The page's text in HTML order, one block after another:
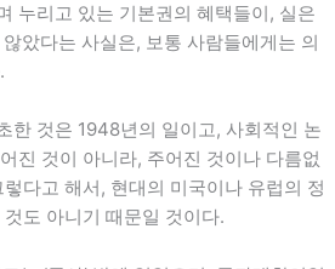
누리고 있는 기본권의 혜택들이, 실은
았다는 사실은, 보통 사람들에게는 의
한 것은 1948년의 일이고, 사회적인 논
진 것이 아니라, 주어진 것이나 다름없
다고 해서, 현대의 미국이나 유럽의 정
도 아니기 때문일 것이다.